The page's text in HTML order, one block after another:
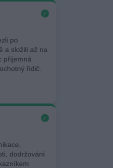
✓
po
a složili až na
příjemná
řidič.
✓
dodržování